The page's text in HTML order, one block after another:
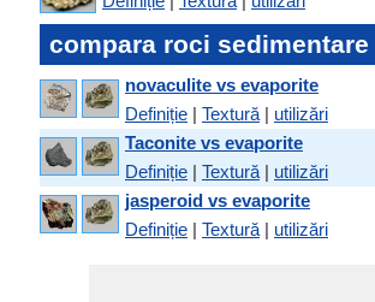
compara roci sedimentare
novaculite vs evaporite
Definiție | Textură | utilizări
Taconite vs evaporite
Definiție | Textură | utilizări
jasperoid vs evaporite
Definiție | Textură | utilizări